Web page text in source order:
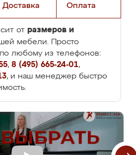
Доставка Оплата
от размеров и
мебели. Просто
любому из телефонов:
, 8 (495) 665-24-01,
, и наш менеджер быстро